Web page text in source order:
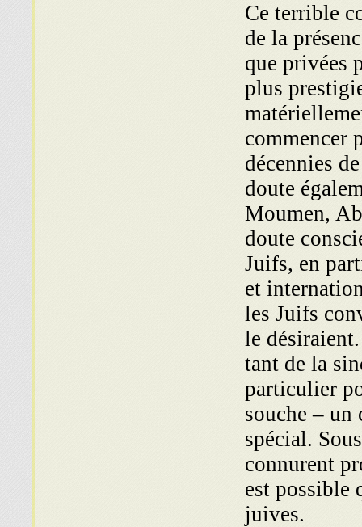
Ce terrible
de la
que privées
plus
commencer
décennies
doute
Moumen,
doute
Juifs, en
et
les Juifs
le
tant de la
particulier
souche – un
spécial.
connurent
est possible
juives.